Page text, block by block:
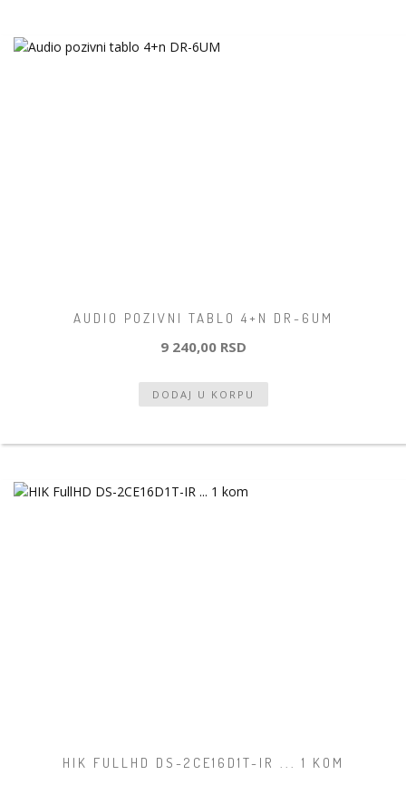
AUDIO POZIVNI TABLO 4+N DR-6UM
9 240,00 RSD
HIK FULLHD DS-2CE16D1T-IR ... 1 KOM